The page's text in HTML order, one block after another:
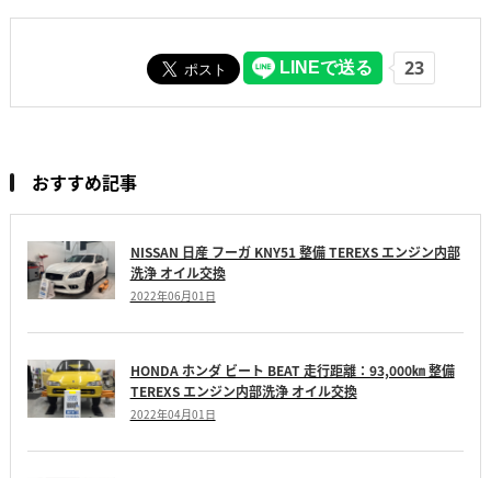
おすすめ記事
NISSAN 日産 フーガ KNY51 整備 TEREXS エンジン内部
洗浄 オイル交換
2022年06月01日
HONDA ホンダ ビート BEAT 走行距離：93,000㎞ 整備
TEREXS エンジン内部洗浄 オイル交換
2022年04月01日